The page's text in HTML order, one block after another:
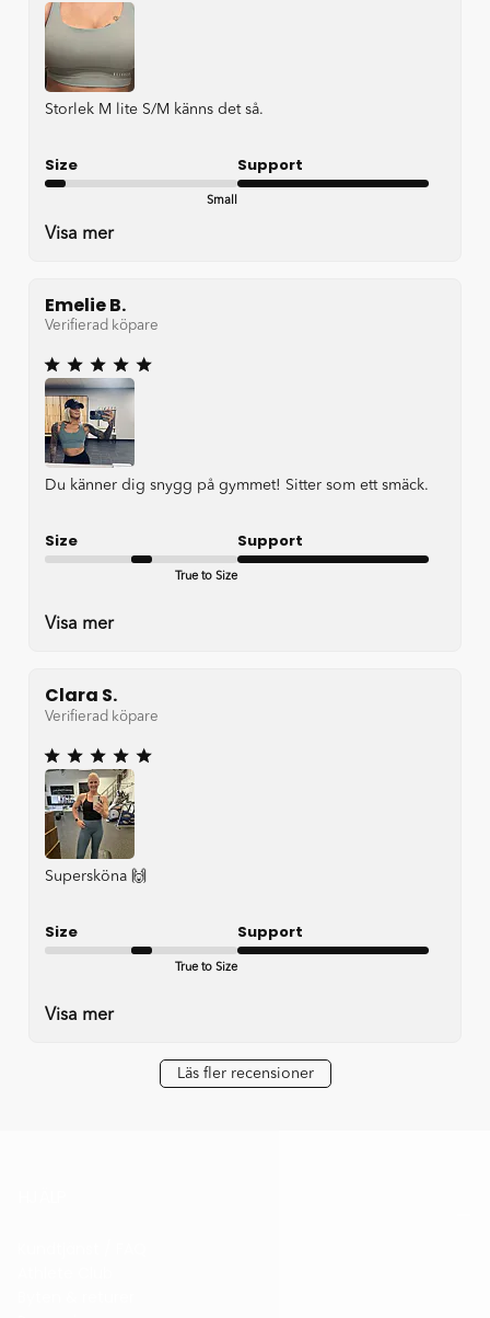
Storlek M lite S/M känns det så.
Size
Small
Support
Visa mer
Emelie B.
Verifierad köpare
Du känner dig snygg på gymmet! Sitter som ett smäck.
Size
True to Size
Support
Visa mer
Clara S.
Verifierad köpare
Supersköna 🙌
Size
True to Size
Support
Visa mer
Läs fler recensioner